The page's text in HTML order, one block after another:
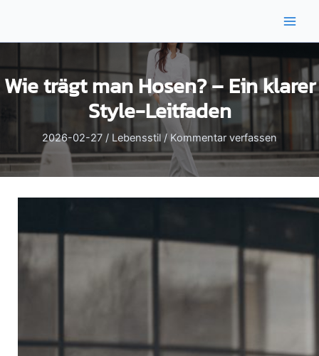
springen
Wie trägt man Hosen? – Ein klarer
Style-Leitfaden
2026-02-27 / Lebensstil /Kommentar verfassen